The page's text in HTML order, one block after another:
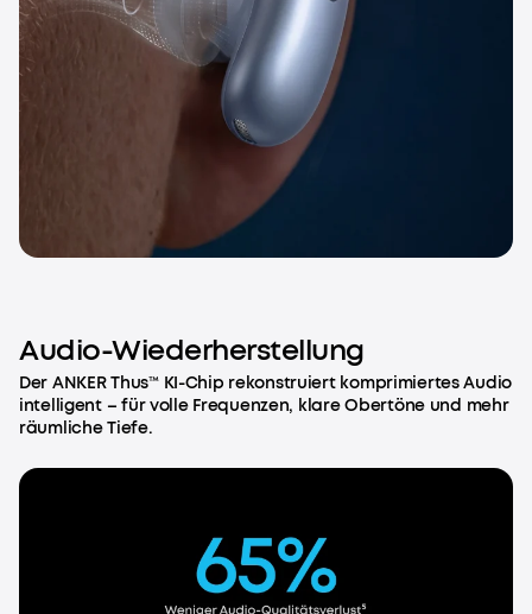
Audio-Wiederherstellung
Der ANKER Thus™ KI-Chip rekonstruiert komprimiertes Audio
intelligent – für volle Frequenzen, klare Obertöne und mehr
räumliche Tiefe.